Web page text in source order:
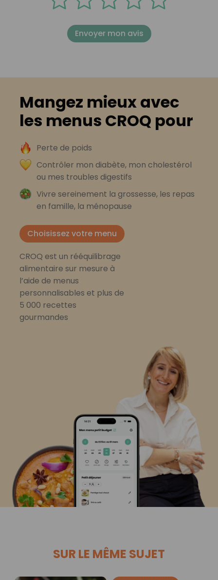
Envoyer mon avis
Mangez mieux avec
les menus CROQ pour
Perte de poids
Contrôler mon diabète, mon cholestérol
ou mes troubles digestifs
Vivre sereinement la grossesse, les repas
en famille, la ménopause
Choisissez votre menu
CROQ est un rééquilibrage
alimentaire sur mesure à
l’aide de menus
personnalisables et plus de
5 000 recettes
gourmandes
SUR LE MÊME SUJET